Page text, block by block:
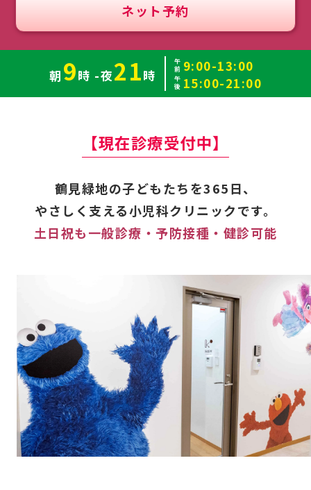
ネット予約
朝 9時 -夜21時
午前 9:00-13:00
午後 15:00-21:00
【現在診療受付中】
鶴見緑地の子どもたちを365日、
やさしく支える小児科クリニックです。
土日祝も一般診療・予防接種・健診可能